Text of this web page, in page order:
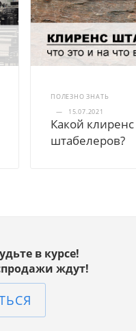
ПОЛЕЗНО ЗНАТЬ
—
15.07.2021
Какой клиренс
штабелеров?
в курсе!
ждут!